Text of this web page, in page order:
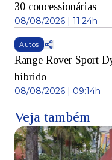
30 concessionárias
08/08/2026 | 11:24h
Autos
Range Rover Sport
híbrido
08/08/2026 | 09:14h
Veja também